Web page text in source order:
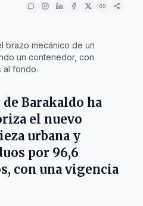
brazo mecánico de un
un contenedor, con
al fondo.
Barakaldo ha
el nuevo
urbana y
por 96,6
, con una vigencia